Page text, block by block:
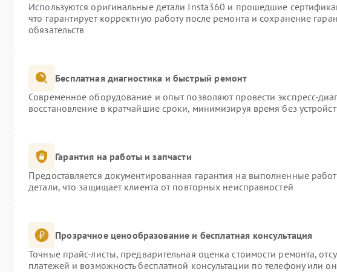
Используются оригинальные детали Insta360 и прошедшие
что гарантирует корректную работу после ремонта и сохранение
обязательств
Бесплатная диагностика и быстрый ремонт
Современное оборудование и опыт позволяют провести экспресс-
восстановление в кратчайшие сроки, минимизируя время без
Гарантия на работы и запчасти
Предоставляется документированная гарантия на выполненные
детали, что защищает клиента от повторных неисправностей
Прозрачное ценообразование и бесплатная консультация
Точные прайс-листы, предварительная оценка стоимости ремонта,
платежей и возможность бесплатной консультации по телефону или